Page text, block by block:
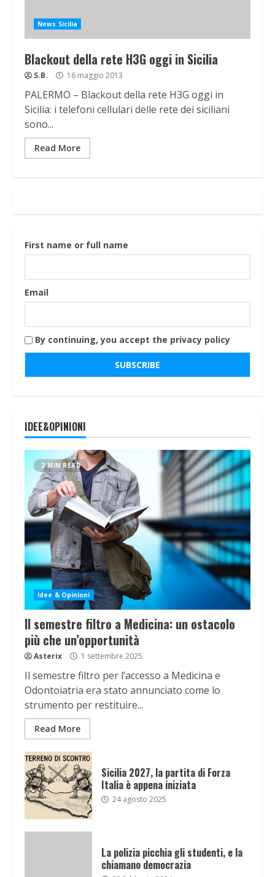
News Sicilia
Blackout della rete H3G oggi in Sicilia
S.B. 16 maggio 2013
PALERMO – Blackout della rete H3G oggi in
Sicilia: i telefoni cellulari delle rete dei siciliani
sono...
Read More
First name or full name
Email
By continuing, you accept the privacy policy
IDEE&OPINIONI
2 MIN READ
Idee & Opinioni
Il semestre filtro a Medicina: un ostacolo
più che un’opportunità
Asterix 1 settembre 2025
Il semestre filtro per l’accesso a Medicina e
Odontoiatria era stato annunciato come lo
strumento per restituire...
Read More
Sicilia 2027, la partita di Forza
Italia è appena iniziata
24 agosto 2025
La polizia picchia gli studenti, e la
chiamano democrazia